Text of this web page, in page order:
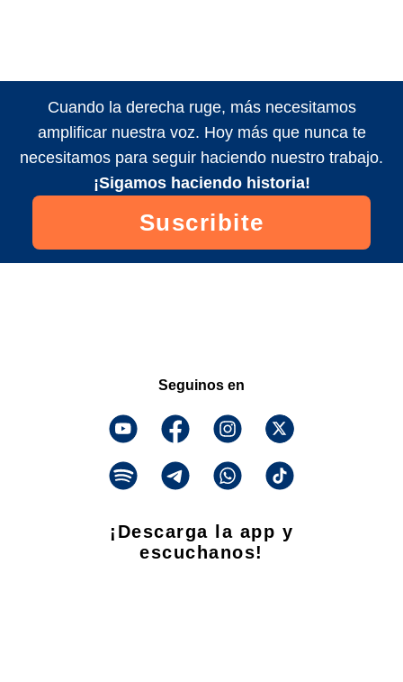
Cuando la derecha ruge, más necesitamos
amplificar nuestra voz. Hoy más que nunca te
necesitamos para seguir haciendo nuestro trabajo.
¡Sigamos haciendo historia!
Suscribite
Seguinos en
¡Descarga la app y
escuchanos!